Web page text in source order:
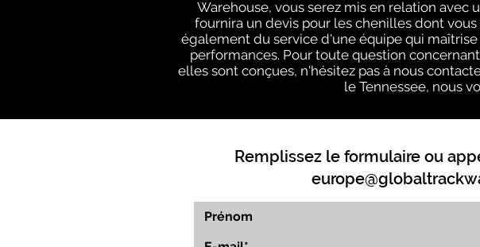
Warehouse, vous serez mis en relation
fournira un devis pour les chenilles dont
également du service d'une équipe qui
performances. Pour toute question
elles sont conçues, n'hésitez pas à nous
le Tennessee, nous
Remplissez le formulaire ou